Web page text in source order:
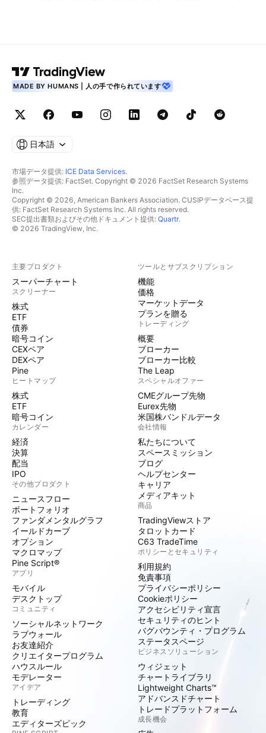
MADE BY HUMANS | 人の手で作られています
日本語
市場データ提供: ICE Data Services.
参照データ提供: FactSet. Copyright © 2026 FactSet Research Systems
Inc.
Copyright © 2026, American Bankers Association. CUSIPデータベース提
供: FactSet Research Systems Inc. All rights reserved.
SEC提出書類およびその他ドキュメント提供: Quartr.
© 2026 TradingView, Inc.
主要プロダクト
スーパーチャート
スクリーナー
株式
ETF
債券
暗号コイン
CEXペア
DEXペア
Pine
ヒートマップ
株式
ETF
暗号コイン
カレンダー
経済
決算
配当
IPO
その他プロダクト
ニュースフロー
ポートフォリオ
ファンダメンタルグラフ
イールドカーブ
オプション
マクロマップ
Pine Script®
アプリ
モバイル
デスクトップ
コミュニティ
ソーシャルネットワーク
ラブウォール
お友達紹介
クリエイタープログラム
ハウスルール
モデレーター
アイデア
トレーディング
教育
エディターズピック
ツールとサブスクリプション
機能
価格
マーケットデータ
プランを贈る
トレーディング
概要
ブローカー
ブローカー比較
The Leap
スペシャルオファー
CMEグループ先物
Eurex先物
米国株バンドルデータ
会社情報
私たちについて
スペースミッション
ブログ
ヘルプセンター
キャリア
メディアキット
商品
TradingViewストア
タロットカード
C63 TradeTime
ポリシーとセキュリティ
利用規約
免責事項
プライバシーポリシー
Cookieポリシー
アクセシビリティ宣言
セキュリティのヒント
バグバウンティ・プログラム
ステータスページ
ビジネスソリューション
ウィジェット
チャートライブラリ
Lightweight Charts™
アドバンスドチャート
トレードプラットフォーム
成長機会